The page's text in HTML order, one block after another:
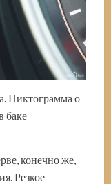
Пиктограмма о
баке
конечно же,
Резкое